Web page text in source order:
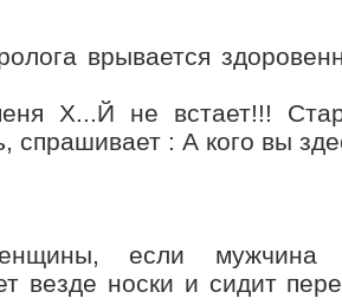
врывaется
Х...Й не встaет!!!
спрaшивaет : А кого вы
если
везде носки и сидит